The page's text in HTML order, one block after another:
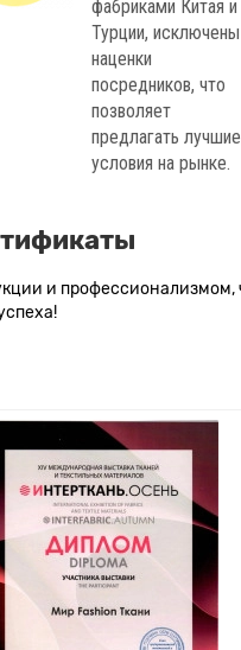
фабриками Китая и
Турции, исключены
наценки
посредников, что
позволяет
предлагать лучшие
условия на рынке.
и